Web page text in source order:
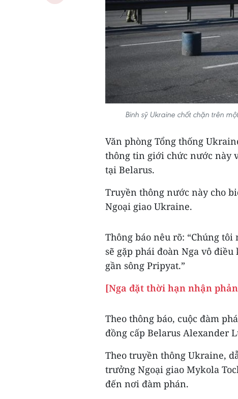
Binh sỹ Ukraine chốt chặn trên
Văn phòng Tổng thống
thông tin giới chức nước này
tại Belarus.
Truyền thông nước này cho
Ngoại giao Ukraine.
Thông báo nêu rõ: “Chúng
sẽ gặp phái đoàn Nga vô
gần sông Pripyat.”
[Nga đặt thời hạn nhận
Theo thông báo, cuộc đàm
đồng cấp Belarus Alexander
Theo truyền thông Ukraine,
trưởng Ngoại giao Mykola
đến nơi đàm phán.